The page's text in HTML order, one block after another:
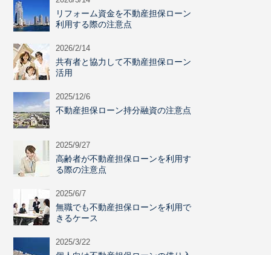
リフォーム資金を不動産担保ローン
利用する際の注意点
2026/2/14
共有者と協力して不動産担保ローン
活用
2025/12/6
不動産担保ローン持分融資の注意点
2025/9/27
高齢者が不動産担保ローンを利用す
る際の注意点
2025/6/7
無職でも不動産担保ローンを利用で
きるケース
2025/3/22